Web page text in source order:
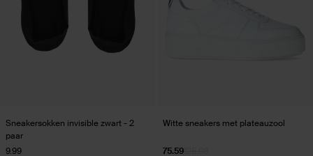
Sneakersokken invisible zwart - 2
paar
9.99
Witte sneakers met plateauzool
75.59